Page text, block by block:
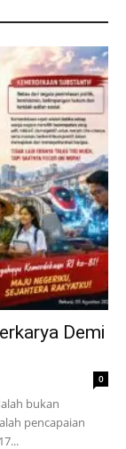
Demi
0
bukan
pencapaian